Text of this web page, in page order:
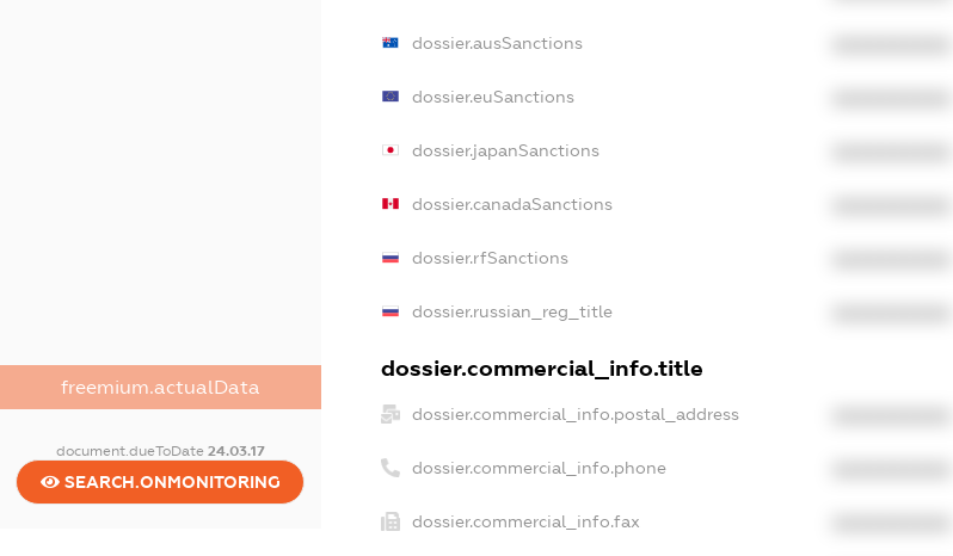
freemium.actualData
document.dueToDate 24.03.17
SEARCH.ONMONITORING
dossier.ausSanctions
dossier.euSanctions
dossier.japanSanctions
dossier.canadaSanctions
dossier.rfSanctions
dossier.russian_reg_title
dossier.commercial_info.title
dossier.commercial_info.postal_address
dossier.commercial_info.phone
dossier.commercial_info.fax